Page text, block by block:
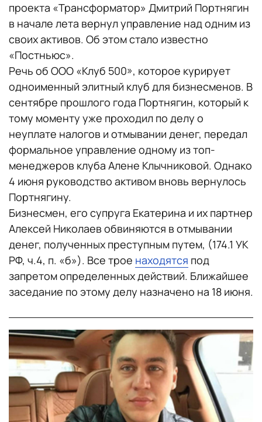
проекта «Трансформатор» Дмитрий Портнягин
в начале лета вернул управление над одним из
своих активов. Об этом стало известно
«Постньюс».
Речь об ООО «Клуб 500», которое курирует
одноименный элитный клуб для бизнесменов. В
сентябре прошлого года Портнягин, который к
тому моменту уже проходил по делу о
неуплате налогов и отмывании денег, передал
формальное управление одному из топ-
менеджеров клуба Алене Клычниковой. Однако
4 июня руководство активом вновь вернулось
Портнягину.
Бизнесмен, его супруга Екатерина и их партнер
Алексей Николаев обвиняются в отмывании
денег, полученных преступным путем, (174.1 УК
РФ, ч.4, п. «б»). Все трое находятся под
запретом определенных действий. Ближайшее
заседание по этому делу назначено на 18 июня.